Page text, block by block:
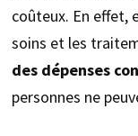
coûteux. En effet,
soins et les
des dépenses
personnes ne